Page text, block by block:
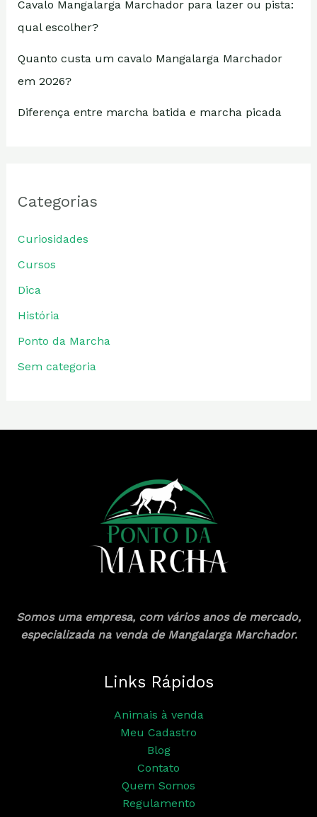
Cavalo Mangalarga Marchador para lazer ou pista:
qual escolher?
Quanto custa um cavalo Mangalarga Marchador
em 2026?
Diferença entre marcha batida e marcha picada
Categorias
Curiosidades
Cursos
Dica
História
Ponto da Marcha
Sem categoria
Somos uma empresa, com vários anos de mercado,
especializada na venda de Mangalarga Marchador.
Links Rápidos
Animais à venda
Meu Cadastro
Blog
Contato
Quem Somos
Regulamento